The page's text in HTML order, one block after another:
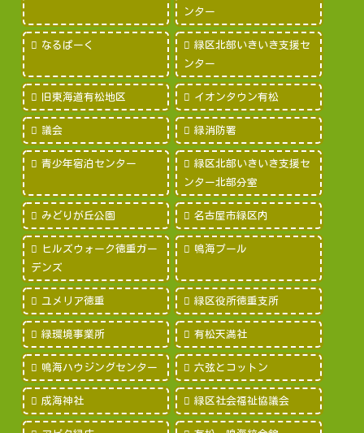
ンター
なるぱーく
緑区北部いきいき支援セ
ンター
旧東海道有松地区 イオンタウン有松
議会 緑消防署
青少年宿泊センター
緑区北部いきいき支援セ
ンター北部分室
みどりが丘公園 名古屋市緑区内
ヒルズウォーク徳重ガー
デンズ
鳴海プール
ユメリア徳重 緑区役所徳重支所
緑環境事業所 有松天満社
鳴海ハウジングセンター 六弦とコットン
成海神社 緑区社会福祉協議会